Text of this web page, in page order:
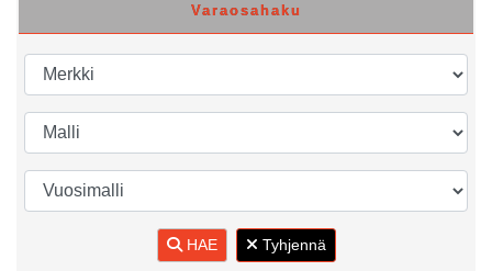
Varaosahaku
HAE Tyhjennä